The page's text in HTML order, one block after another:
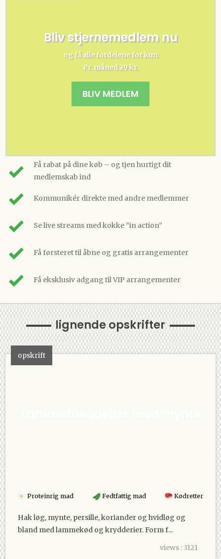
Bliv stjernemedlem nu
og få alle fordelene for kun
Pr. måned 29 kr.
BLIV MEDLEM
Få rabat på dine køb – og tjen hurtigt dit
medlemskab ind
Kommunikér direkte med andre medlemmer
Se live streams med kokke ”in action”
Få førsteret til åbne og gratis arrangementer
Få eksklusiv adgang til VIP arrangementer
lignende opskrifter
opskrift
Proteinrig mad Fedtfattig mad Kødretter
Hak løg, mynte, persille, koriander og hvidløg og
bland med lammekød og krydderier. Form f...
views : 3121